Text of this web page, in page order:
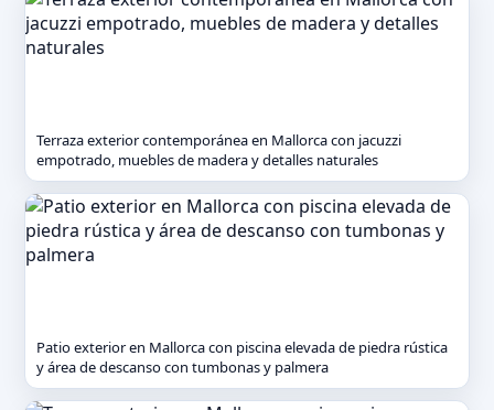
Terraza exterior contemporánea en Mallorca con jacuzzi
empotrado, muebles de madera y detalles naturales
Patio exterior en Mallorca con piscina elevada de piedra rústica
y área de descanso con tumbonas y palmera